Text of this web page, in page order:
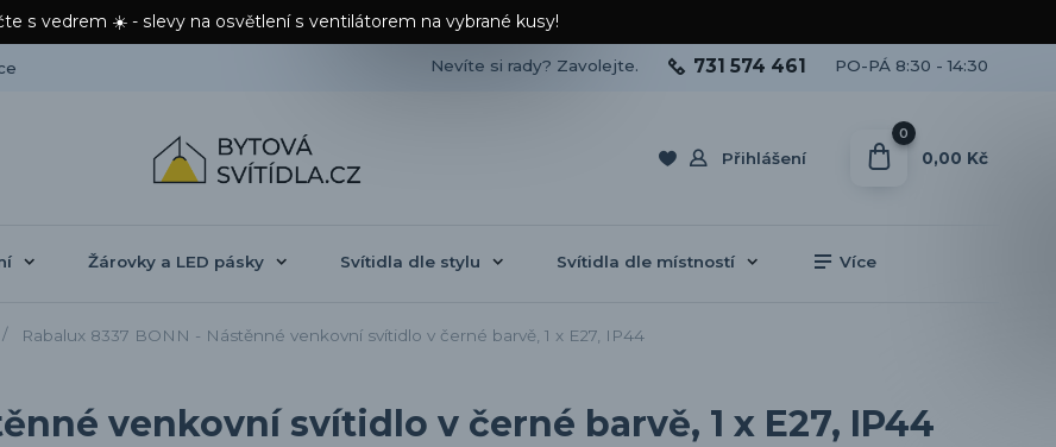
s vedrem ☀️ - slevy na osvětlení s ventilátorem na vybrané kusy!
Přihlášení
Nevíte si rady? Zavolejte. 731 574 461 PO-PÁ 8:30 - 14:30
0
0,00 Kč
Žárovky a LED pásky Svítidla dle stylu Svítidla dle místností Více
Rabalux 8337 BONN - Nástěnné venkovní svítidlo v černé barvě, 1 x E27, IP44
venkovní svítidlo v černé barvě, 1 x E27, IP44